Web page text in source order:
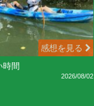
感想を見る
時間
2026/08/02